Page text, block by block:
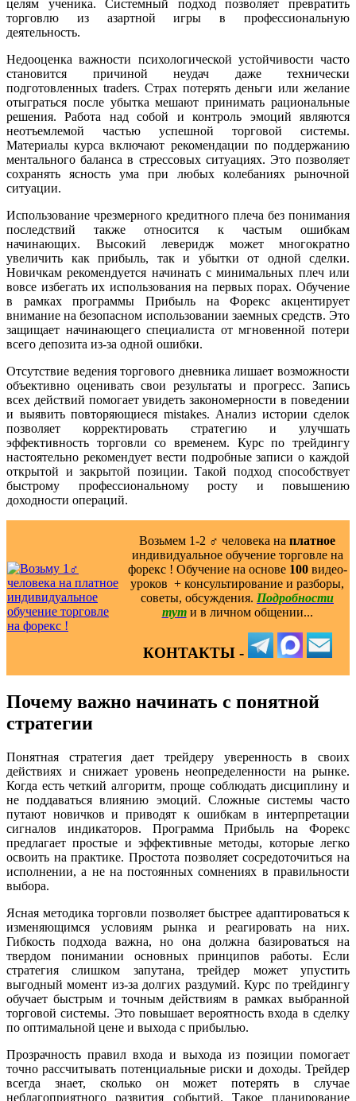
целям ученика. Системный подход позволяет превратить
торговлю из азартной игры в профессиональную
деятельность.
Недооценка важности психологической устойчивости часто
становится причиной неудач даже технически
подготовленных traders. Страх потерять деньги или желание
отыграться после убытка мешают принимать рациональные
решения. Работа над собой и контроль эмоций являются
неотъемлемой частью успешной торговой системы.
Материалы курса включают рекомендации по поддержанию
ментального баланса в стрессовых ситуациях. Это позволяет
сохранять ясность ума при любых колебаниях рыночной
ситуации.
Использование чрезмерного кредитного плеча без понимания
последствий также относится к частым ошибкам
начинающих. Высокий леверидж может многократно
увеличить как прибыль, так и убытки от одной сделки.
Новичкам рекомендуется начинать с минимальных плеч или
вовсе избегать их использования на первых порах. Обучение
в рамках программы Прибыль на Форекс акцентирует
внимание на безопасном использовании заемных средств. Это
защищает начинающего специалиста от мгновенной потери
всего депозита из-за одной ошибки.
Отсутствие ведения торгового дневника лишает возможности
объективно оценивать свои результаты и прогресс. Запись
всех действий помогает увидеть закономерности в поведении
и выявить повторяющиеся mistakes. Анализ истории сделок
позволяет корректировать стратегию и улучшать
эффективность торговли со временем. Курс по трейдингу
настоятельно рекомендует вести подробные записи о каждой
открытой и закрытой позиции. Такой подход способствует
быстрому профессиональному росту и повышению
доходности операций.
Возьмем 1-2 ‍♂️ человека на платное
индивидуальное обучение торговле на
форекс ! Обучение на основе 100видео-
уроков ️ + консультирование и разборы,
советы, обсуждения. Подробности
тут и в личном общении...
КОНТАКТЫ -
Почему важно начинать с понятной
стратегии
Понятная стратегия дает трейдеру уверенность в своих
действиях и снижает уровень неопределенности на рынке.
Когда есть четкий алгоритм, проще соблюдать дисциплину и
не поддаваться влиянию эмоций. Сложные системы часто
путают новичков и приводят к ошибкам в интерпретации
сигналов индикаторов. Программа Прибыль на Форекс
предлагает простые и эффективные методы, которые легко
освоить на практике. Простота позволяет сосредоточиться на
исполнении, а не на постоянных сомнениях в правильности
выбора.
Ясная методика торговли позволяет быстрее адаптироваться к
изменяющимся условиям рынка и реагировать на них.
Гибкость подхода важна, но она должна базироваться на
твердом понимании основных принципов работы. Если
стратегия слишком запутана, трейдер может упустить
выгодный момент из-за долгих раздумий. Курс по трейдингу
обучает быстрым и точным действиям в рамках выбранной
торговой системы. Это повышает вероятность входа в сделку
по оптимальной цене и выхода с прибылью.
Прозрачность правил входа и выхода из позиции помогает
точно рассчитывать потенциальные риски и доходы. Трейдер
всегда знает, сколько он может потерять в случае
неблагоприятного развития событий. Такое планирование